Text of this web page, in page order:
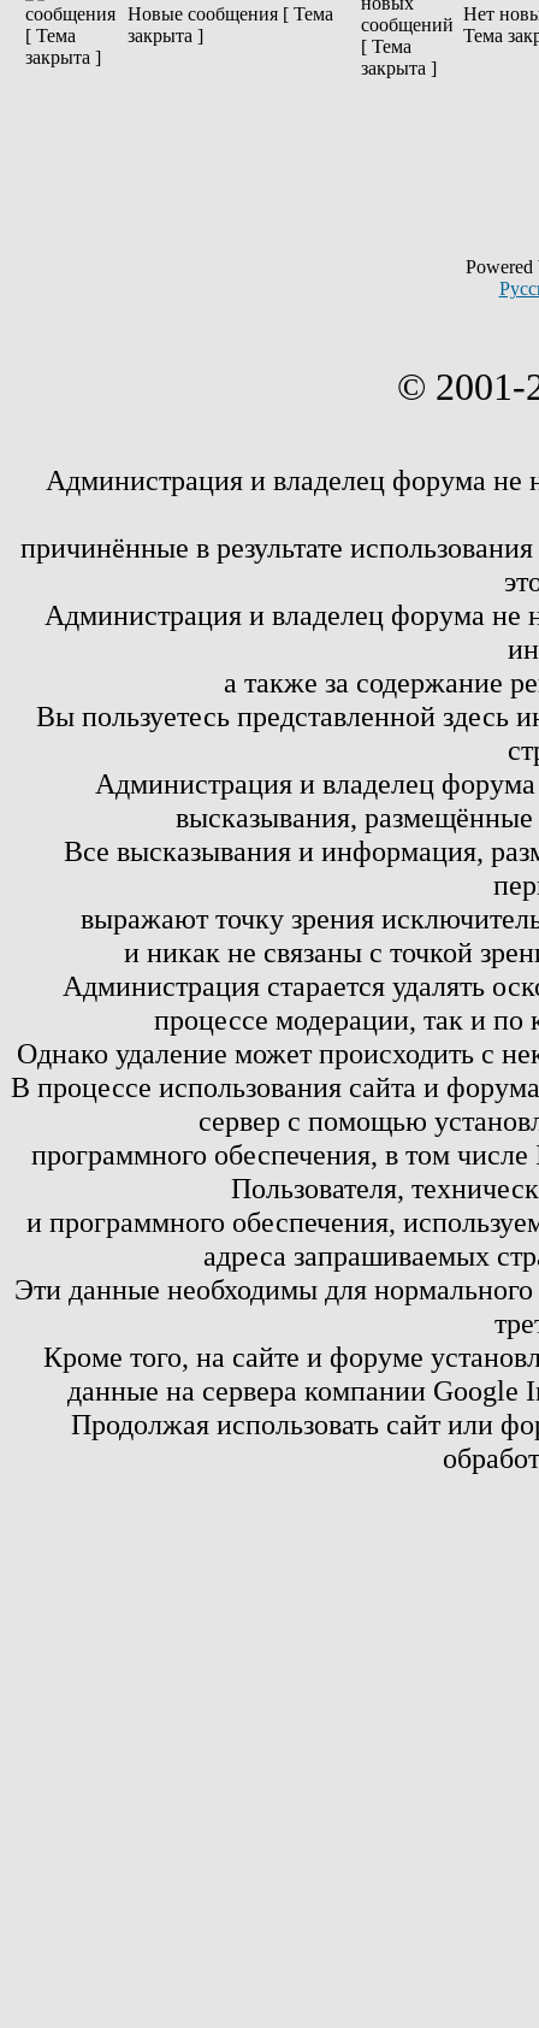
Новые сообщения [ Тема
закрыта ]
Нет
Тема
© 2001-
Администрация и владелец форума не
причинённые в результате
Администрация и владелец форума не
а также за содержание
Вы пользуетесь представленной здесь
Администрация и владелец
высказывания,
Все высказывания и информация,
выражают точку зрения
и никак не связаны с точкой
Администрация старается удалять
процессе модерации, так и по
Однако удаление может происходить с
В процессе использования сайта и
сервер с помощью
программного обеспечения, в том
Пользователя,
и программного обеспечения,
адреса запрашиваемых
Эти данные необходимы для
Кроме того, на сайте и форуме
данные на сервера компании
Продолжая использовать сайт или